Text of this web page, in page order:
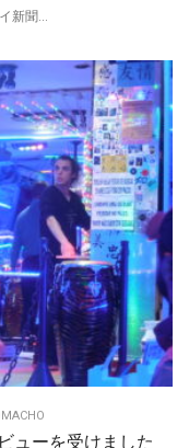
新聞...
ューを受けました